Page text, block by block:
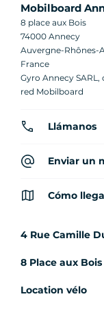
Mobilboard
8 place aux Bois
74000 Annecy
Auvergne-Rhônes-
France
Gyro Annecy
red Mobilboard
Llámanos
Enviar un
Cómo
4 Rue Camille
8 Place aux Bois
Location vélo